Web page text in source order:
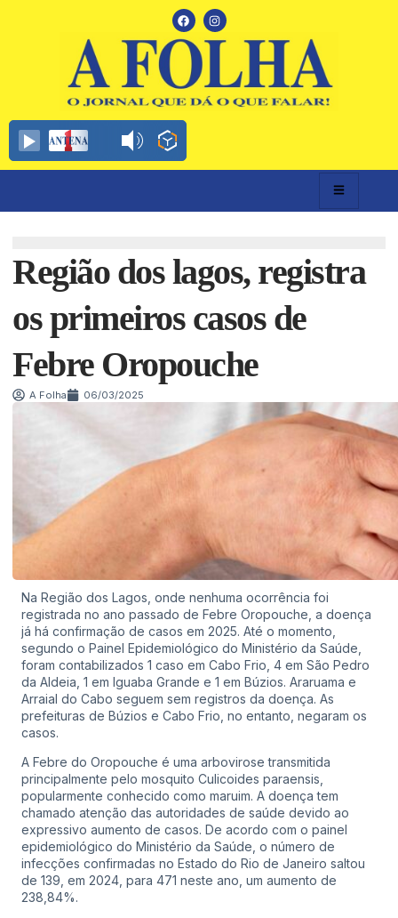
Região dos lagos, registra
os primeiros casos de
Febre Oropouche
A Folha 06/03/2025
Na Região dos Lagos, onde nenhuma ocorrência foi
registrada no ano passado de Febre Oropouche, a doença
já há confirmação de casos em 2025. Até o momento,
segundo o Painel Epidemiológico do Ministério da Saúde,
foram contabilizados 1 caso em Cabo Frio, 4 em São Pedro
da Aldeia, 1 em Iguaba Grande e 1 em Búzios. Araruama e
Arraial do Cabo seguem sem registros da doença. As
prefeituras de Búzios e Cabo Frio, no entanto, negaram os
casos.
A Febre do Oropouche é uma arbovirose transmitida
principalmente pelo mosquito Culicoides paraensis,
popularmente conhecido como maruim. A doença tem
chamado atenção das autoridades de saúde devido ao
expressivo aumento de casos. De acordo com o painel
epidemiológico do Ministério da Saúde, o número de
infecções confirmadas no Estado do Rio de Janeiro saltou
de 139, em 2024, para 471 neste ano, um aumento de
238,84%.